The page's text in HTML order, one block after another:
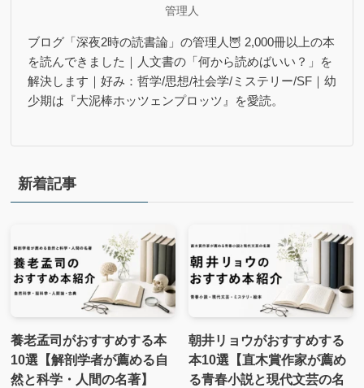
管理人
ブログ「深夜2時の読書論」の管理人🦉 2,000冊以上の本
を読んできました｜人文書の「何から読めばいい？」を
解決します｜好み：哲学/思想/社会学/ミステリー/SF｜幼
少期は『大泥棒ホッツェンプロッツ』を愛読。
新着記事
養老孟司がおすすめする本
10選【解剖学者が薦める自
然と科学・人間の名著】
朝井リョウがおすすめする
本10選【直木賞作家が薦め
る青春小説と現代文芸の名